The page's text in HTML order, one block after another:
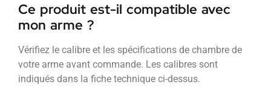
Ce produit est-il compatible avec
mon arme ?
Vérifiez le calibre et les spécifications de chambre de
votre arme avant commande. Les calibres sont
indiqués dans la fiche technique ci-dessus.